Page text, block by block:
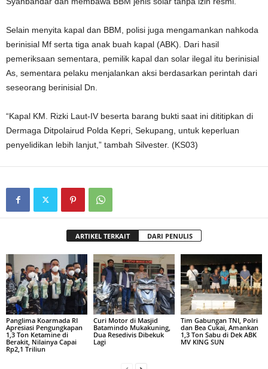
Selain menyita kapal dan BBM, polisi juga mengamankan nahkoda
berinisial Mf serta tiga anak buah kapal (ABK). Dari hasil
pemeriksaan sementara, pemilik kapal dan solar ilegal itu berinisial
As, sementara pelaku menjalankan aksi berdasarkan perintah dari
seseorang berinisial Dn.
“Kapal KM. Rizki Laut-IV beserta barang bukti saat ini dititipkan di
Dermaga Ditpolairud Polda Kepri, Sekupang, untuk keperluan
penyelidikan lebih lanjut,” tambah Silvester. (KS03)
ARTIKEL TERKAIT DARI PENULIS
Panglima Koarmada RI
Apresiasi Pengungkapan
1,3 Ton Ketamine di
Berakit, Nilainya Capai
Rp2,1 Triliun
Curi Motor di Masjid
Batamindo Mukakuning,
Dua Resedivis Dibekuk
Lagi
Tim Gabungan TNI, Polri
dan Bea Cukai, Amankan
1,3 Ton Sabu di Dek ABK
MV KING SUN